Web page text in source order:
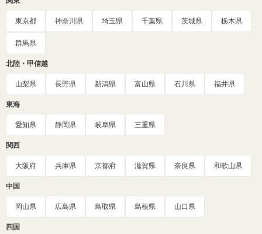
東京都 神奈川県 埼玉県 千葉県 茨城県 栃木県
群馬県
北陸・甲信越
山梨県 長野県 新潟県 富山県 石川県 福井県
東海
愛知県 静岡県 岐阜県 三重県
関西
大阪府 兵庫県 京都府 滋賀県 奈良県 和歌山県
中国
岡山県 広島県 鳥取県 島根県 山口県
四国